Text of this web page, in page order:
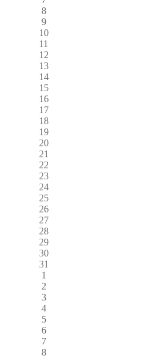
8
9
10
11
12
13
14
15
16
17
18
19
20
21
22
23
24
25
26
27
28
29
30
31
1
2
3
4
5
6
7
8